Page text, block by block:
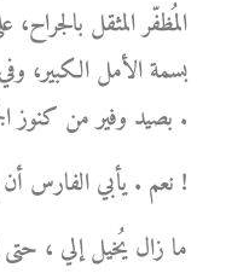
المُظفّر المثقل
بسمة الأمل الكبير،
بصيد وفير من كنوز الجمال .
نعم . يأبي الفارس أن يترجل !
ما زال يُخيل إلي ، حتى